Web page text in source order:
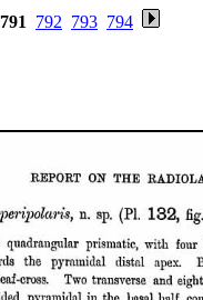
791 792 793 794